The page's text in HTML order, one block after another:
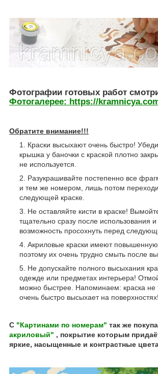
Фотографии готовых работ
Фотогалерее: https://
Обратите внимание!!!
Краски высыхают очень быстро!
крышка у баночки с краской плотно
не используется.
Разукрашивайте постепенно все
и тем же номером, лишь потом
следующей краске.
Не оставляйте кисти в краске!
тщательно сразу после использования
возможность просохнуть перед
Акриловые краски имеют повышенную
поэтому их очень трудно смыть после
Не допускайте полного высыхания
одежде или предметах интерьера!
можно быстрее. Напоминаем: краска не
очень быстро высыхает на поверхностях!
С "Картинами по номерам" так же
акриловый" , покрытие которым
яркие, насыщенные и контрастные